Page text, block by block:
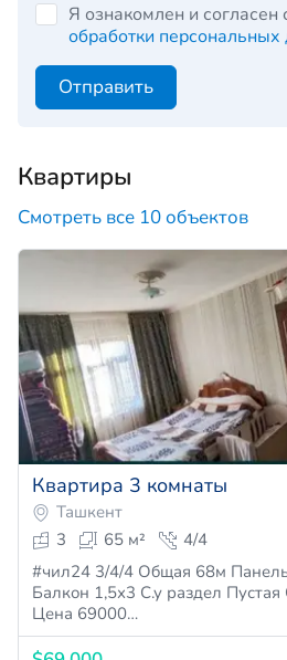
Я ознакомлен и согласен
обработки
Отправить
Квартиры
Смотреть все 10 объектов
Квартира 3 комнаты
Ташкент
3
65 м²
4/4
#чил24 3/4/4 Общая 68м
Балкон 1,5х3 С.у раздел Пустая Орр Сафия
Цена 69000…